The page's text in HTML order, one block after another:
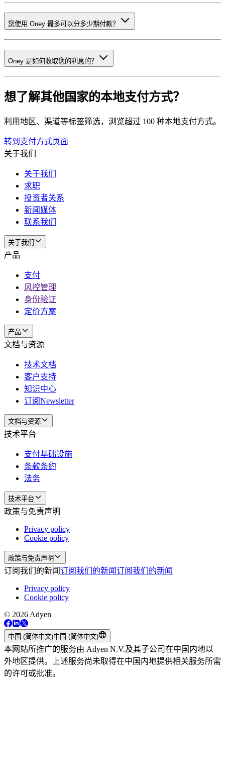
您使用 Oney 最多可以分多少期付款？
Oney 是如何收取您的利息的？
想了解其他国家的本地支付方式？
利用地区、渠道等标签筛选，浏览超过 100 种本地支付方式。
转到支付方式页面
关于我们
关于我们
求职
投资者关系
新闻媒体
联系我们
关于我们
产品
支付
风控管理
身份验证
定价方案
产品
文档与资源
技术文档
客户支持
知识中心
订阅Newsletter
文档与资源
技术平台
支付基础设施
条款条约
法务
技术平台
政策与免责声明
Privacy policy
Cookie policy
政策与免责声明
订阅我们的新闻订阅我们的新闻订阅我们的新闻
Privacy policy
Cookie policy
© 2026 Adyen
中国 (简体中文)中国 (简体中文)
本网站所推广的服务由 Adyen N.V.及其子公司在中国内地以
外地区提供。上述服务尚未取得在中国内地提供相关服务所需
的许可或批准。